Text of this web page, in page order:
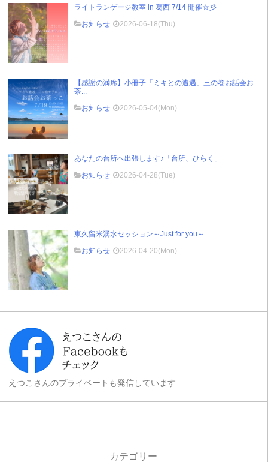
ライトランゲージ教室 in 葛西 7/14 開催☆彡
お知らせ
2026-06-18(Thu)
【感謝の満席】小冊子「ミキとの遭遇」三の巻お話会お
茶...
お知らせ
2026-05-04(Mon)
あなたの台所へ出張します♪「台所、ひらく」
お知らせ
2026-04-28(Tue)
東久留米湧水セッション～Just for you～
お知らせ
2026-04-20(Mon)
えつこさんのプライベートも発信しています
カテゴリー